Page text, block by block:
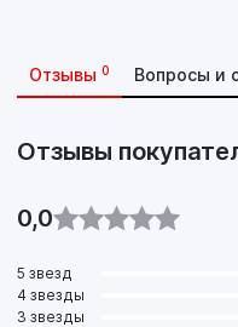
Отзывы 0 Вопросы и
Отзывы
0,0
5 звезд
4 звезды
3 звезды